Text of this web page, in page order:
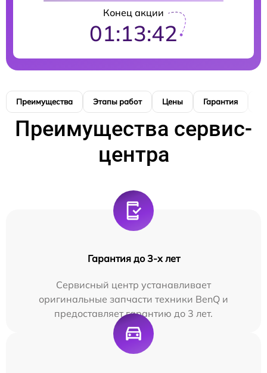
Конец акции
01:13:41
Преимущества Этапы работ Цены Гарантия
Преимущества сервис-
центра
Гарантия до 3-х лет
Сервисный центр устанавливает
оригинальные запчасти техники BenQ и
предоставляет гарантию до 3 лет.